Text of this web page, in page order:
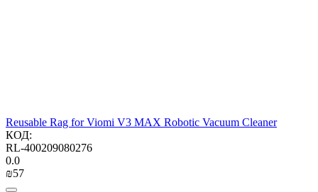
Reusable Rag for Viomi V3 MAX Robotic Vacuum Cleaner
КОД:
RL-400209080276
0.0
₪‍57‍